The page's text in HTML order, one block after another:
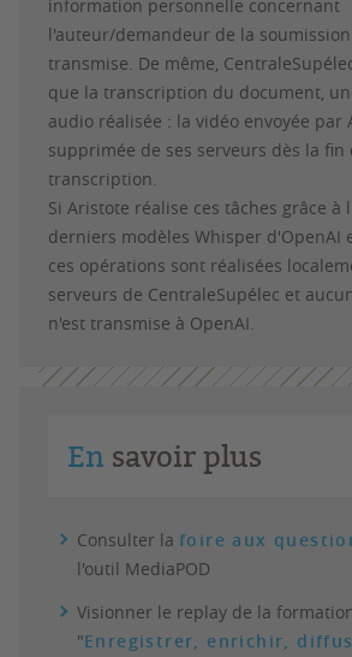
information personnelle concernant
l'auteur/demandeur de la
transmise. De même,
que la transcription du document,
audio réalisée : la vidéo envoyée par
supprimée de ses serveurs dès la fin
transcription.
Si Aristote réalise ces tâches grâce
derniers modèles Whisper d'OpenAI
ces opérations sont réalisées
serveurs de CentraleSupélec et
n'est transmise à OpenAI.
En savoir plus
Consulter la foire aux
l'outil MediaPOD
Visionner le replay de la
"Enregistrer, enrichir,